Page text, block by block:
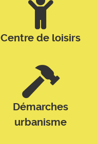
Centre de loisirs
Démarches
urbanisme